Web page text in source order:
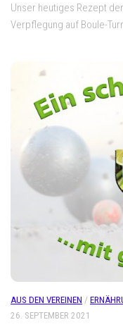
Unser heutiges Rezept
Verpflegung auf Boule-
AUS DEN VEREINEN /
26. SEPTEMBER 2021